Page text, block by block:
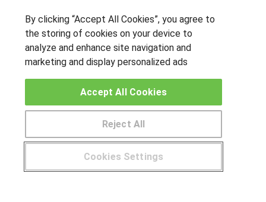
SÍGUENOS EN LAS REDES
OTROS GRUPOS DE INTERES
Muro de los idiomas
Hablemos de empleo
Locos por las becas
CENTROS DE FORMACIÓN
¿Tienes alguna duda? 900 264 357
By clicking “Accept All Cookies”, you agree to
the storing of cookies on your device to
analyze and enhance site navigation and
marketing and display personalized ads
Cookies Settings
Reject All
Accept All Cookies